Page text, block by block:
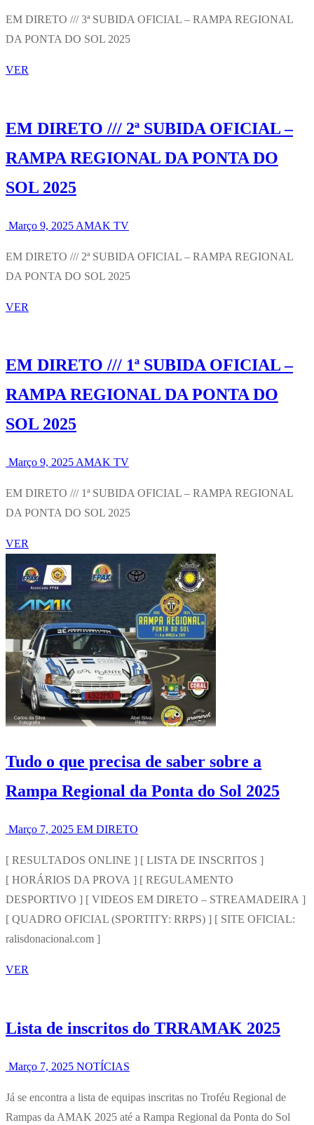
EM DIRETO /// 3ª SUBIDA OFICIAL – RAMPA REGIONAL
DA PONTA DO SOL 2025
VER
EM DIRETO /// 2ª SUBIDA OFICIAL –
RAMPA REGIONAL DA PONTA DO
SOL 2025
Março 9, 2025 AMAK TV
EM DIRETO /// 2ª SUBIDA OFICIAL – RAMPA REGIONAL
DA PONTA DO SOL 2025
VER
EM DIRETO /// 1ª SUBIDA OFICIAL –
RAMPA REGIONAL DA PONTA DO
SOL 2025
Março 9, 2025 AMAK TV
EM DIRETO /// 1ª SUBIDA OFICIAL – RAMPA REGIONAL
DA PONTA DO SOL 2025
VER
Tudo o que precisa de saber sobre a
Rampa Regional da Ponta do Sol 2025
Março 7, 2025 EM DIRETO
[ RESULTADOS ONLINE ] [ LISTA DE INSCRITOS ]
[ HORÁRIOS DA PROVA ] [ REGULAMENTO
DESPORTIVO ] [ VIDEOS EM DIRETO – STREAMADEIRA ]
[ QUADRO OFICIAL (SPORTITY: RRPS) ] [ SITE OFICIAL:
ralisdonacional.com ]
VER
Lista de inscritos do TRRAMAK 2025
Março 7, 2025 NOTÍCIAS
Já se encontra a lista de equipas inscritas no Troféu Regional de
Rampas da AMAK 2025 até a Rampa Regional da Ponta do Sol